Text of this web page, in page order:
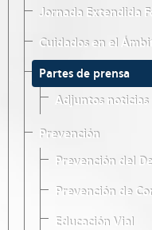
Jornada Extendida
Cuidados en el
Partes de prensa
Adjuntos noticias
Prevención
Prevención del
Prevención de
Educación Vial